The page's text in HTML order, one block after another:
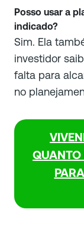
Posso usar a
indicado?
Sim. Ela
investidor
falta para
no
QUANTO